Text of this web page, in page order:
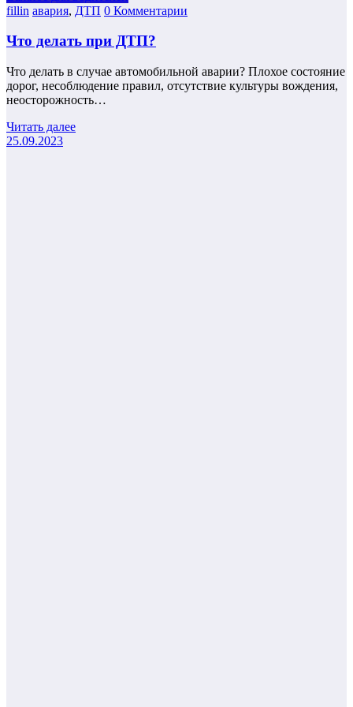
fillin авария, ДТП 0 Комментарии
Что делать при ДТП?
Что делать в случае автомобильной аварии? Плохое состояние
дорог, несоблюдение правил, отсутствие культуры вождения,
неосторожность…
Читать далее
25.09.2023